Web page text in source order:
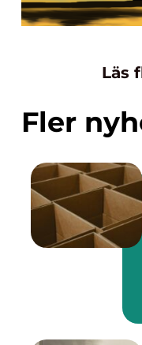
Läs
Fler